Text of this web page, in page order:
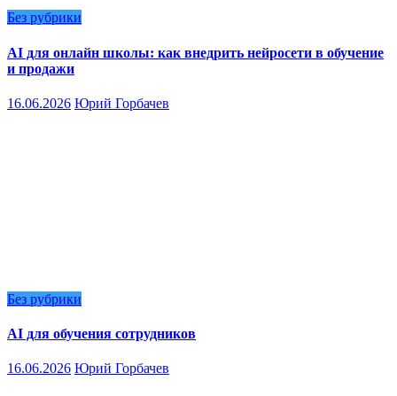
Без рубрики
AI для онлайн школы: как внедрить нейросети в обучение
и продажи
16.06.2026 Юрий Горбачев
Без рубрики
AI для обучения сотрудников
16.06.2026 Юрий Горбачев